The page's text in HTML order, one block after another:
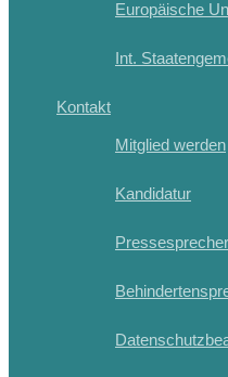
Europäische
Int.
Kontakt
Mitglied werden
Kandidatur
Pressesprecher